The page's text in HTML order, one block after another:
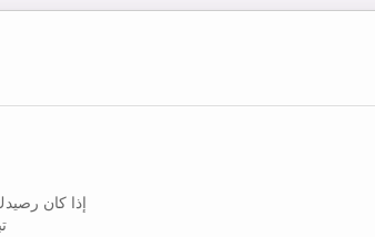
إذا كان